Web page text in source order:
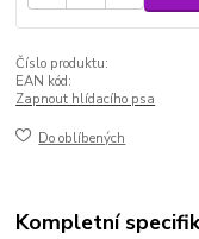
Číslo produktu:
EAN kód:
Zapnout hlídacího psa
Do oblíbených
Kompletní